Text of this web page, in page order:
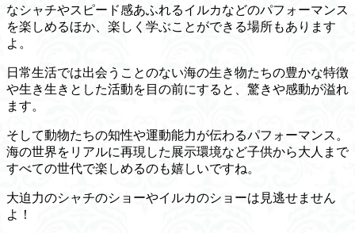
なシャチやスピード感あふれるイルカなどのパフォーマンス
を楽しめるほか、楽しく学ぶことができる場所もあります
よ。
日常生活では出会うことのない海の生き物たちの豊かな特徴
や生き生きとした活動を目の前にすると、驚きや感動が溢れ
ます。
そして動物たちの知性や運動能力が伝わるパフォーマンス。
海の世界をリアルに再現した展示環境など子供から大人まで
すべての世代で楽しめるのも嬉しいですね。
大迫力のシャチのショーやイルカのショーは見逃せません
よ！